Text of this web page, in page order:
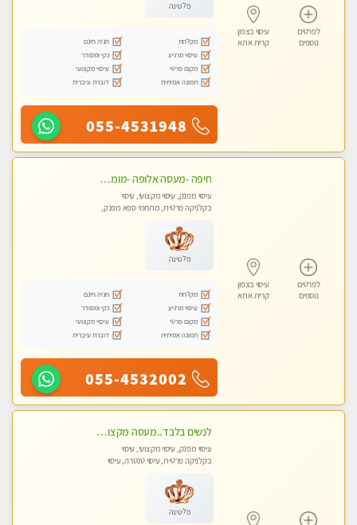
לפרטים
נוספים
עיסוי בצפון
קרית אתא
פלטינה
מקלחת
חניה חינם
עיסוי מרגיע
נקי ומסודר
מקום פרטי
עיסוי מקצועי
תמונה אמיתית
דוברת עיברית
055-4531948
לפרטים
נוספים
עיסוי בצפון
קרית אתא
חיפה -מעסה אלופה -מומלץ לחלוטין!! כל סוגי העיסויים מעסה מקצועית ואיכותית פרטי!! highly recommended..new in the city- ללא מין !
עיסוי מפנק, עיסוי מקצועי, עיסוי
בקלניקה פרטית, מתחמי ספא מפנק,
פלטינה
מקלחת
חניה חינם
עיסוי מרגיע
נקי ומסודר
מקום פרטי
עיסוי מקצועי
תמונה אמיתית
דוברת עיברית
055-4532002
לנשים בלבד..מעסה מקצועי לנשים בלבד
עיסוי מפנק, עיסוי מקצועי, עיסוי
בקלניקה פרטית, עיסוי טנטרה, עיסוי
פלטינה